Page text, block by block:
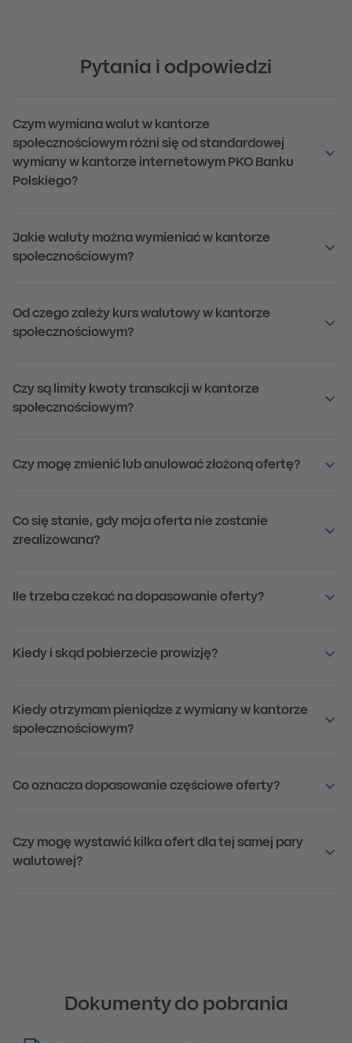
Pytania i odpowiedzi
Czym wymiana walut w kantorze
społecznościowym różni się od standardowej
wymiany w kantorze internetowym PKO Banku
Polskiego?
Jakie waluty można wymieniać w kantorze
społecznościowym?
Od czego zależy kurs walutowy w kantorze
społecznościowym?
Czy są limity kwoty transakcji w kantorze
społecznościowym?
Czy mogę zmienić lub anulować złożoną ofertę?
Co się stanie, gdy moja oferta nie zostanie
zrealizowana?
Ile trzeba czekać na dopasowanie oferty?
Kiedy i skąd pobierzecie prowizję?
Kiedy otrzymam pieniądze z wymiany w kantorze
społecznościowym?
Co oznacza dopasowanie częściowe oferty?
Czy mogę wystawić kilka ofert dla tej samej pary
walutowej?
Dokumenty do pobrania